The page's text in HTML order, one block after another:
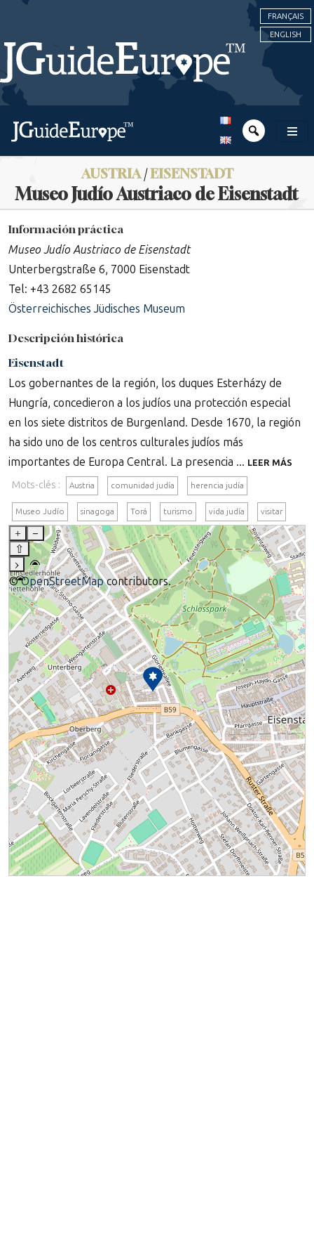
FRANÇAIS
ENGLISH
AUSTRIA/EISENSTADT
Museo Judío Austriaco de Eisenstadt
Información práctica
Museo Judío Austriaco de Eisenstadt
Unterbergstraße 6, 7000 Eisenstadt
Tel: +43 2682 65145
Österreichisches Jüdisches Museum
Descripción histórica
Eisenstadt
Los gobernantes de la región, los duques Esterházy de
Hungría, concedieron a los judíos una protección especial
en los siete distritos de Burgenland. Desde 1670, la región
ha sido uno de los centros culturales judíos más
importantes de Europa Central. La presencia ... LEER MÁS
Mots-clés : Austria comunidad judía herencia judía
Museo Judío sinagoga Torá turismo vida judía visitar
+
–
⇧
›
©OpenStreetMapcontributors.